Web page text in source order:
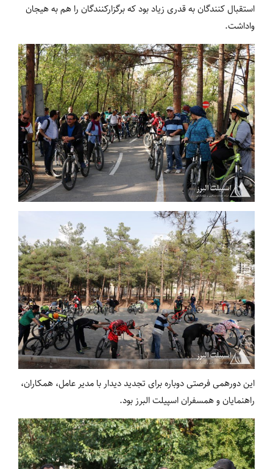
استقبال کنندگان به قدری زیاد بود که برگزارکنندگان را هم به هیجان
واداشت.
این دورهمی فرصتی دوباره برای تجدید دیدار با مدیر عامل، همکاران،
راهنمایان و همسفران اسپیلت البرز بود.